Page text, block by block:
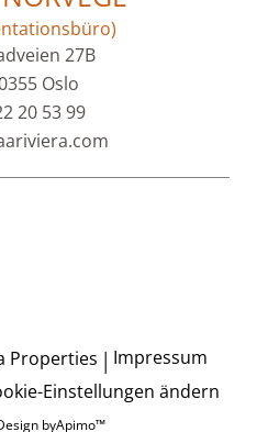
27B
Oslo
20 53 99
Properties
Impressum
Einstellungen ändern
byApimo™